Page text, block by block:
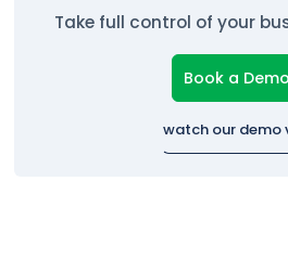
Take full control of your
Book a
watch our demo